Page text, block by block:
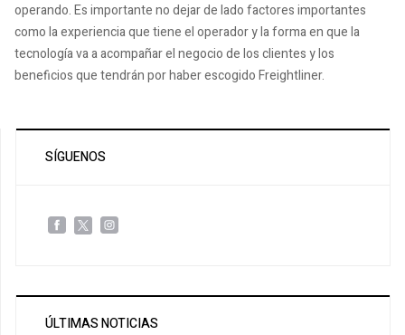
operando. Es importante no dejar de lado factores importantes
como la experiencia que tiene el operador y la forma en que la
tecnología va a acompañar el negocio de los clientes y los
beneficios que tendrán por haber escogido Freightliner.
SÍGUENOS
ÚLTIMAS NOTICIAS